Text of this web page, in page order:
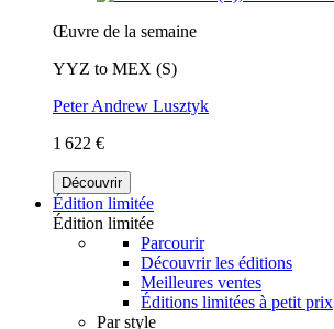
Œuvre de la semaine
YYZ to MEX (S)
Peter Andrew Lusztyk
1 622 €
Découvrir
Édition limitée
Édition limitée
Parcourir
Découvrir les éditions
Meilleures ventes
Éditions limitées à petit prix
Par style